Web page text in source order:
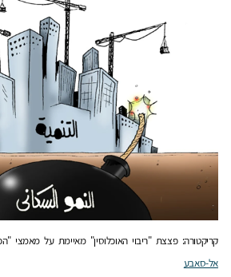
קריקטורה: פצצת "ריבוי האוכלוסין" מאיימת על מאמצי
אל-סאבע